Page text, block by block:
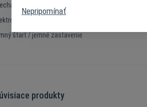
snímač pretočenia / Passpoint detektor
štart / jemné zastavenie
produkty
Nepripomínať